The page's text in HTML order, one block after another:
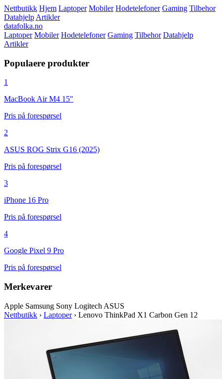
Nettbutikk Hjem Laptoper Mobiler Hodetelefoner Gaming Tilbehor
Datahjelp Artikler
datafolka.no
Laptoper Mobiler Hodetelefoner Gaming Tilbehor Datahjelp
Artikler
Populaere produkter
1
MacBook Air M4 15"
Pris på forespørsel
2
ASUS ROG Strix G16 (2025)
Pris på forespørsel
3
iPhone 16 Pro
Pris på forespørsel
4
Google Pixel 9 Pro
Pris på forespørsel
Merkevarer
Apple Samsung Sony Logitech ASUS
Nettbutikk › Laptoper › Lenovo ThinkPad X1 Carbon Gen 12